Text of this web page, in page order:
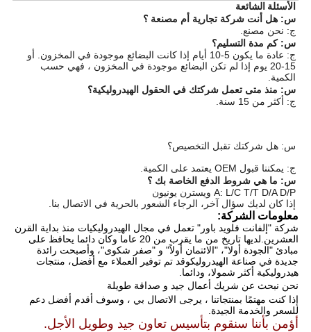
الأسئلة الشائعة
س: هل أنت شركة تجارية أم مصنعة ؟
ج: نحن مصنع.
س: كم مدة التسليم؟
ج: عادة ما يكون 5-10 أيام إذا كانت البضائع موجودة في المخزون. أو
15-20 يوم إذا لم تكن البضائع موجودة في المخزون ، فهي حسب
الكمية.
س: منذ متى تعمل شركتك في الحقول الهيدروليكية؟
ج: أكثر من 15 سنة.
س: هل شركتك تقبل التخصيص؟
ج: يمكننا قبول OEM يعتمد على الكمية.
س: ما هي شروط الدفع الخاصة بك ؟
A: L/C T/T D/A D/P ويسترن يونيون
إذا كان لديك سؤال آخر، الرجاء الشعور بالحرية في الاتصال بنا.
معلومات الشركة:
شركة "إلفانت فلويد باور" تعمل في مجال الهيدروليكيات منذ بداية القرن
العشرين.لديها تاريخ من ما يقرب من 20 عاما وكان دائما يحافظ على
مبادئ "الجودة أولا"، "الائتمان أولاً" و "صفر شكوى"، وأصبحت رائدة
جديدة في صناعة الهيدروليكوقد تم توفير العملاء مع أفضل، منتجات
هيدروليكية أكثر شمولا، ودائما.
نحن نبحث عن شريك أعمال جيد و صداقة طويلة
إذا كنت مهتمًا بمنتجاتنا ، يرجى الاتصال بي ، وسوف أقدم أفضل دعم
للسعر والخدمة الجيدة.
أؤمن بأننا سنقوم بتأسيس تعاون جيد وطويل الأجل.